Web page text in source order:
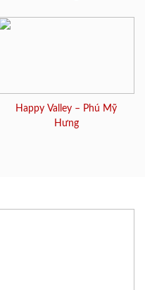
Happy Valley – Phú Mỹ
Hưng